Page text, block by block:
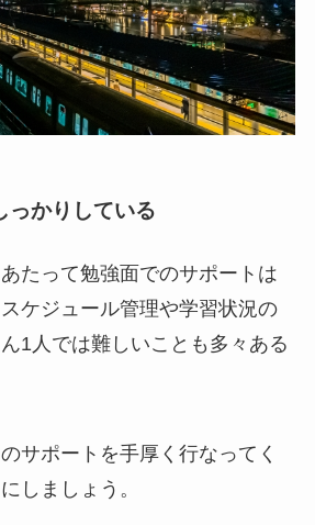
っかりしている
たって勉強面でのサポートは
ケジュール管理や学習状況の
1人では難しいことも多々ある
サポートを手厚く行なってく
しましょう。